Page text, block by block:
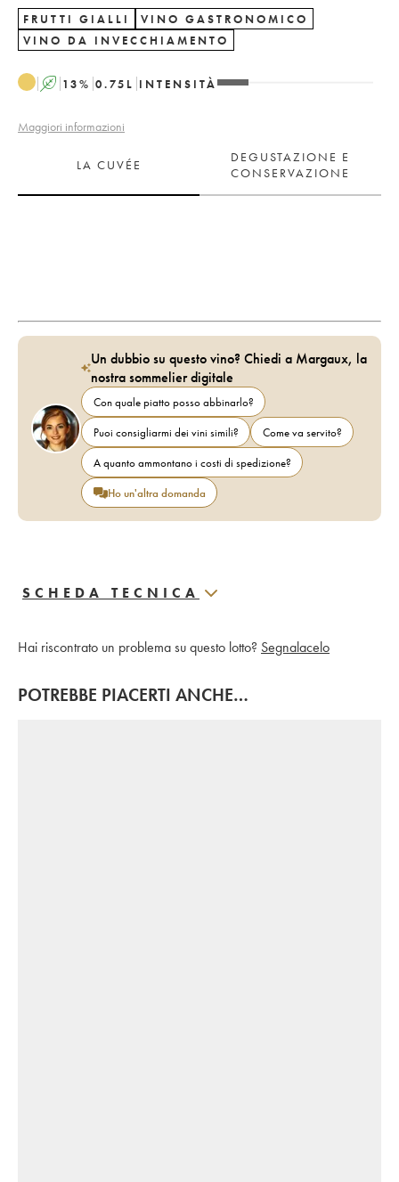
FRUTTI GIALLI
VINO GASTRONOMICO
VINO DA INVECCHIAMENTO
A 13% 0.75 L INTENSITÀ
Maggiori informazioni
LA CUVÉE
DEGUSTAZIONE E
CONSERVAZIONE
Un dubbio su questo vino? Chiedi a Margaux, la
nostra sommelier digitale
Con quale piatto posso abbinarlo?
Puoi consigliarmi dei vini simili?
Come va servito?
A quanto ammontano i costi di spedizione?
Ho un'altra domanda
SCHEDA TECNICA
Hai riscontrato un problema su questo lotto? Segnalacelo
POTREBBE PIACERTI ANCHE…